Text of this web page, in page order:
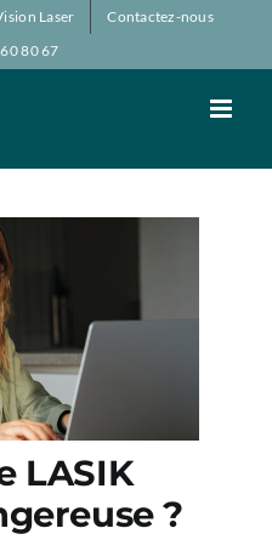
Laser
Contactez-nous
80 67
LASIK
?